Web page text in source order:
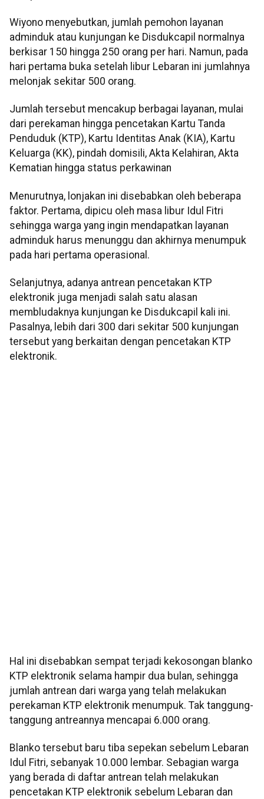
Wiyono menyebutkan, jumlah pemohon layanan
adminduk atau kunjungan ke Disdukcapil normalnya
berkisar 150 hingga 250 orang per hari. Namun, pada
hari pertama buka setelah libur Lebaran ini jumlahnya
melonjak sekitar 500 orang.
Jumlah tersebut mencakup berbagai layanan, mulai
dari perekaman hingga pencetakan Kartu Tanda
Penduduk (KTP), Kartu Identitas Anak (KIA), Kartu
Keluarga (KK), pindah domisili, Akta Kelahiran, Akta
Kematian hingga status perkawinan
Menurutnya, lonjakan ini disebabkan oleh beberapa
faktor. Pertama, dipicu oleh masa libur Idul Fitri
sehingga warga yang ingin mendapatkan layanan
adminduk harus menunggu dan akhirnya menumpuk
pada hari pertama operasional.
Selanjutnya, adanya antrean pencetakan KTP
elektronik juga menjadi salah satu alasan
membludaknya kunjungan ke Disdukcapil kali ini.
Pasalnya, lebih dari 300 dari sekitar 500 kunjungan
tersebut yang berkaitan dengan pencetakan KTP
elektronik.
Hal ini disebabkan sempat terjadi kekosongan blanko
KTP elektronik selama hampir dua bulan, sehingga
jumlah antrean dari warga yang telah melakukan
perekaman KTP elektronik menumpuk. Tak tanggung-
tanggung antreannya mencapai 6.000 orang.
Blanko tersebut baru tiba sepekan sebelum Lebaran
Idul Fitri, sebanyak 10.000 lembar. Sebagian warga
yang berada di daftar antrean telah melakukan
pencetakan KTP elektronik sebelum Lebaran dan